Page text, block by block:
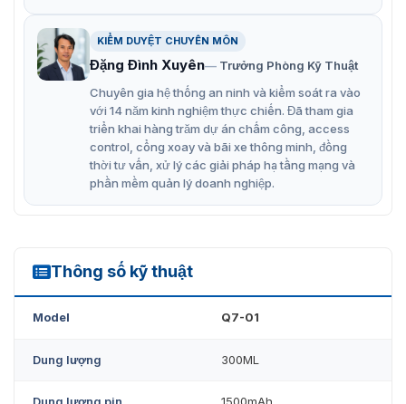
Nó có thể chứa cồn, chất khử trùng, nước và các
chất lỏng khác.
Sử dụng dễ dàng và tiện lợi
Thiết bị sử dụng pin lithium 1500mAh có thể sạc lại
nhiều lần. Thời gian sạc 2 giờ, thời gian sử dụng liên
tục 3 giờ.
Khoảng cách phun có thể điều chỉnh từ 1,5 đến 2 m.
Súng phun khử khuẩn cầm tay Blitzblue NM01S có khả
năng tiêu diệt nhanh chóng các loại virus, vi khuẩn.
tốt hơn. Thiết bị được thiết kế không dây, sử dụng pin,
KIỂM DUYỆT CHUYÊN MÔN
Đặng Đình Xuyên
Trưởng Phòng Kỹ Thuật
Chuyên gia hệ thống an ninh và kiểm soát ra vào
với 14 năm kinh nghiệm thực chiến. Đã tham gia
triển khai hàng trăm dự án chấm công, access
control, cổng xoay và bãi xe thông minh, đồng
thời tư vấn, xử lý các giải pháp hạ tầng mạng và
phần mềm quản lý doanh nghiệp.
Thông số kỹ thuật
Q7-01
Model Q7-01
Dung lượng 300ML
Dung lượng pin 1500mAh